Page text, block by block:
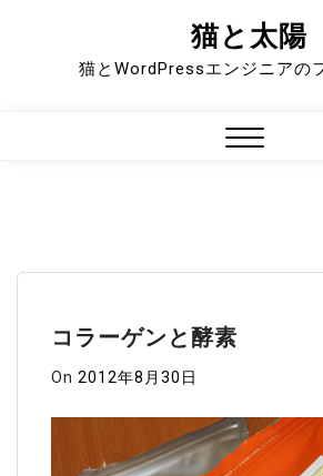
猫と太陽
猫とWordPressエンジニアの
コラーゲンと酵素
On 2012年8月30日